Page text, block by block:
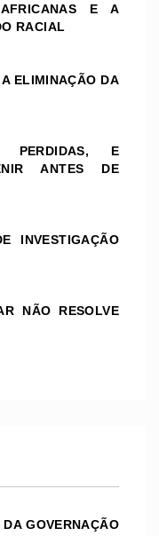
E A
RACIAL
ELIMINAÇÃO DA
PERDIDAS, E
ANTES DE
INVESTIGAÇÃO
NÃO RESOLVE
GOVERNAÇÃO